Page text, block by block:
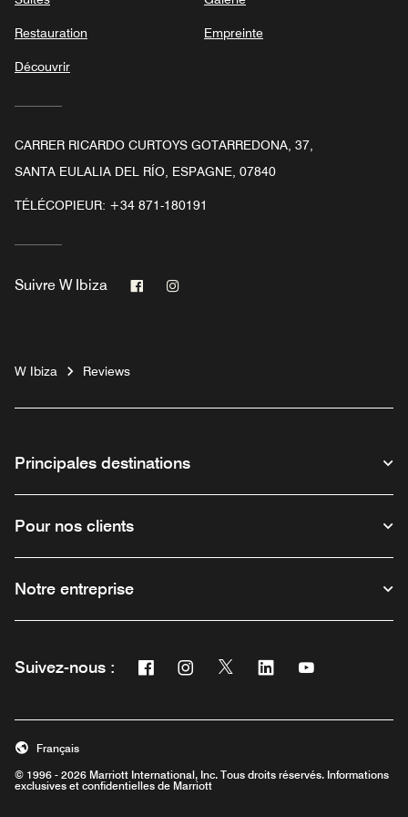
Restauration
Découvrir
Empreinte
CARRER RICARDO CURTOYS GOTARREDONA, 37,
SANTA EULALIA DEL RÍO, ESPAGNE, 07840
TÉLÉCOPIEUR: +34 871-180191
Suivre W Ibiza Facebook
W Ibiza Reviews
Principales destinations
Pour nos clients
Notre entreprise
Suivez-nous : Facebook
Ouvre une nouvelle fenêtre
Instagram
Ouvre une nouvelle fenêtre
Twitter
Ouvre une nouvelle fenêtre
Linkedin
Ouvre une nouvelle
Ouvre une
© 1996 - 2026 Marriott International, Inc. Tous droits réservés. Informations
exclusives et confidentielles de Marriott
Français